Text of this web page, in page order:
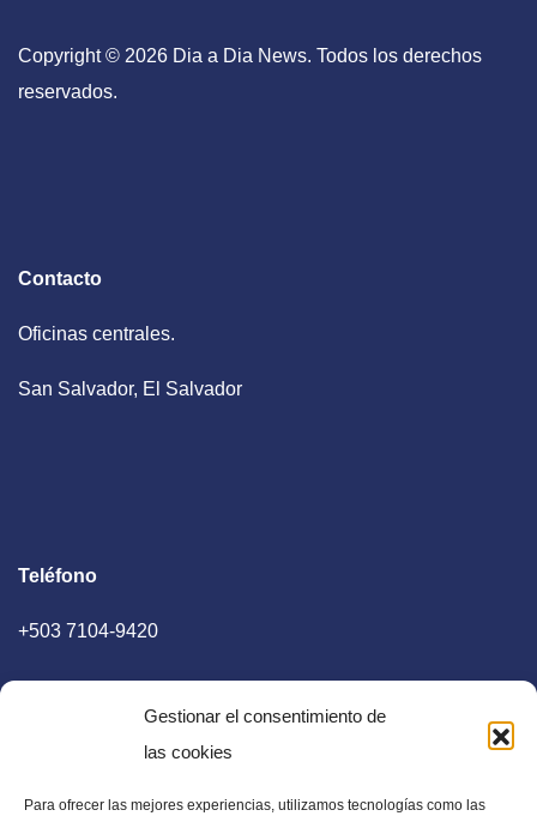
Gestionar el consentimiento de
las cookies
Para ofrecer las mejores experiencias, utilizamos tecnologías como las
Copyright © 2026 Dia a Dia News. Todos los derechos
reservados.
Contacto
Oficinas centrales.
San Salvador, El Salvador
Teléfono
+503 7104-9420